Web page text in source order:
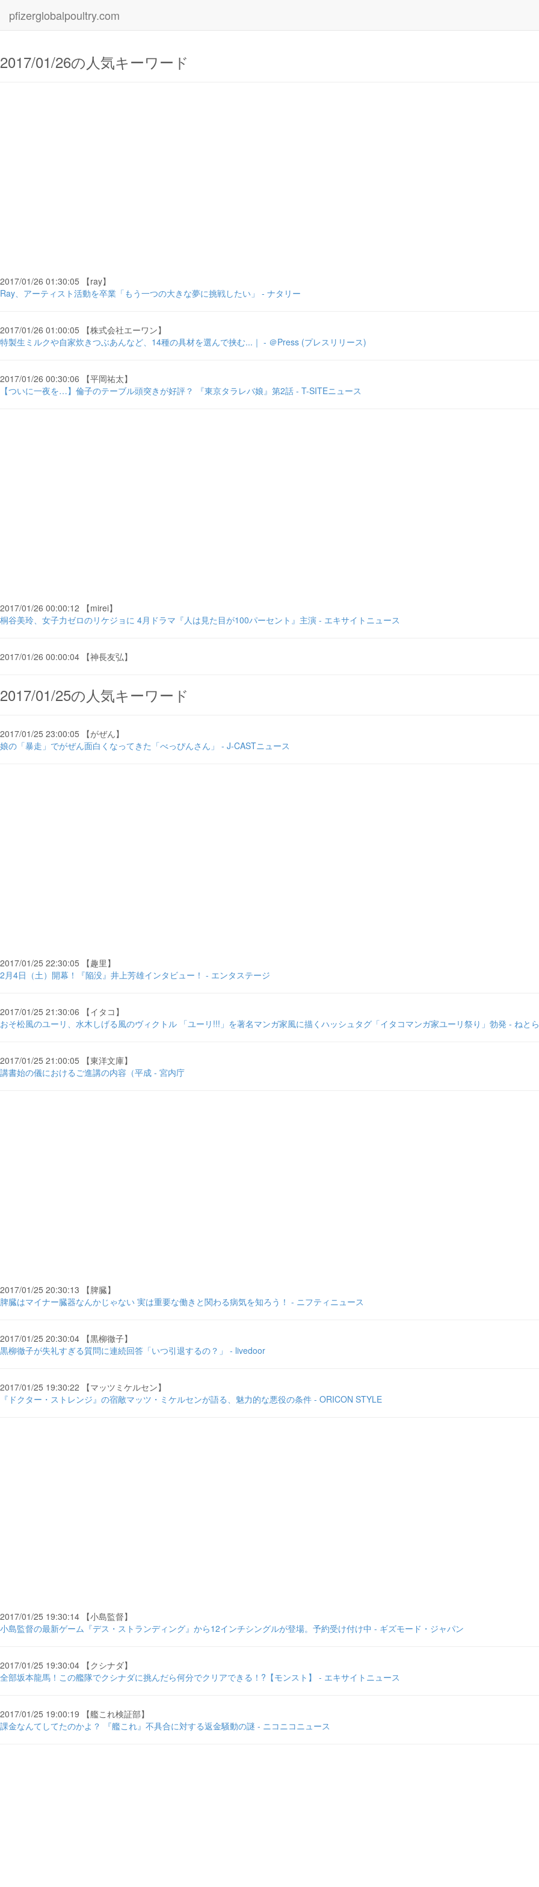
pfizerglobalpoultry.com
2017/01/26の人気キーワード
2017/01/26 01:30:05 【ray】
Ray、アーティスト活動を卒業「もう一つの大きな夢に挑戦したい」 - ナタリー
2017/01/26 01:00:05 【株式会社エーワン】
特製生ミルクや自家炊きつぶあんなど、14種の具材を選んで挟む...｜ - ＠Press (プレスリリース)
2017/01/26 00:30:06 【平岡祐太】
【ついに一夜を…】倫子のテーブル頭突きが好評？ 『東京タラレバ娘』第2話 - T-SITEニュース
2017/01/26 00:00:12 【mirei】
桐谷美玲、女子力ゼロのリケジョに 4月ドラマ『人は見た目が100パーセント』主演 - エキサイトニュース
2017/01/26 00:00:04 【神長友弘】
2017/01/25の人気キーワード
2017/01/25 23:00:05 【がぜん】
娘の「暴走」でがぜん面白くなってきた「べっぴんさん」 - J-CASTニュース
2017/01/25 22:30:05 【趣里】
2月4日（土）開幕！『陥没』井上芳雄インタビュー！ - エンタステージ
2017/01/25 21:30:06 【イタコ】
おそ松風のユーリ、水木しげる風のヴィクトル 「ユーリ!!!」を著名マンガ家風に描くハッシュタグ「イタコマンガ家ユーリ祭り」勃発 - ねと
2017/01/25 21:00:05 【東洋文庫】
講書始の儀におけるご進講の内容（平成 - 宮内庁
2017/01/25 20:30:13 【脾臓】
脾臓はマイナー臓器なんかじゃない 実は重要な働きと関わる病気を知ろう！ - ニフティニュース
2017/01/25 20:30:04 【黒柳徹子】
黒柳徹子が失礼すぎる質問に連続回答「いつ引退するの？」 - livedoor
2017/01/25 19:30:22 【マッツミケルセン】
『ドクター・ストレンジ』の宿敵マッツ・ミケルセンが語る、魅力的な悪役の条件 - ORICON STYLE
2017/01/25 19:30:14 【小島監督】
小島監督の最新ゲーム『デス・ストランディング』から12インチシングルが登場。予約受け付け中 - ギズモード・ジャパン
2017/01/25 19:30:04 【クシナダ】
全部坂本龍馬！この艦隊でクシナダに挑んだら何分でクリアできる！?【モンスト】 - エキサイトニュース
2017/01/25 19:00:19 【艦これ検証部】
課金なんてしてたのかよ？ 『艦これ』不具合に対する返金騒動の謎 - ニコニコニュース